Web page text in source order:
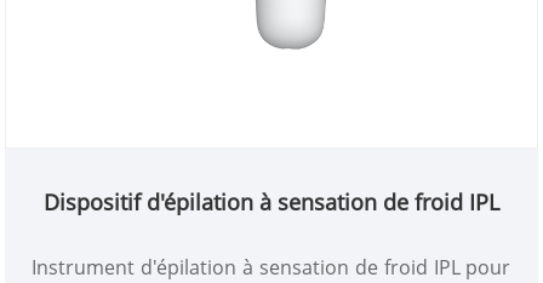
Dispositif d'épilation à sensation de froid IPL
Instrument d'épilation à sensation de froid IPL pour